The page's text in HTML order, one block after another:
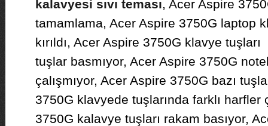
kalavyesi sıvı teması, Acer Aspire
tamamlama, Acer Aspire 3750G laptop
kırıldı, Acer Aspire 3750G klavye
tuşlar basmıyor, Acer Aspire 3750G
çalışmıyor, Acer Aspire 3750G bazı
3750G klavyede tuşlarında farklı harfler
3750G kalavye tuşları rakam basıyor,